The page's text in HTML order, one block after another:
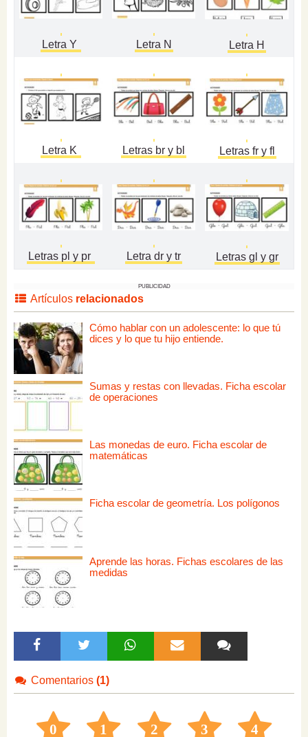
Letra Y Letra N Letra H
Letra K Letras br y bl Letras fr y fl
Letras pl y pr Letra dr y tr Letras gl y gr
PUBLICIDAD
Artículos relacionados
Cómo hablar con un adolescente: lo que tú
dices y lo que tu hijo entiende.
Sumas y restas con llevadas. Ficha escolar
de operaciones
Las monedas de euro. Ficha escolar de
matemáticas
Ficha escolar de geometría. Los polígonos
Aprende las horas. Fichas escolares de las
medidas
Comentarios (1)
0 1 2 3 4